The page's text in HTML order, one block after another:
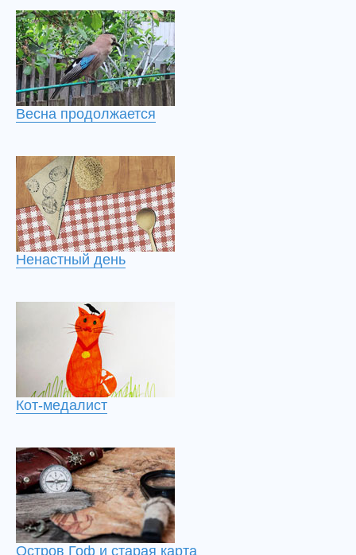
Весна продолжается
Ненастный день
Кот-медалист
Остров Гоф и старая карта